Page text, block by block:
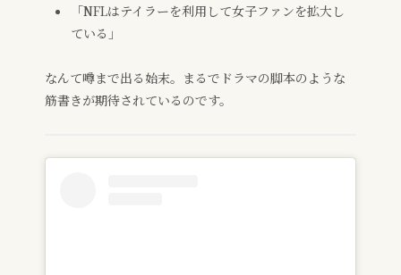
「NFLはテイラーを利用して女子ファンを拡大し
ている」
なんて噂まで出る始末。まるでドラマの脚本のような
筋書きが期待されているのです。